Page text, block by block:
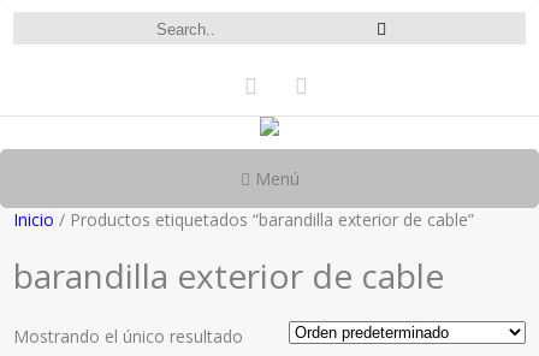
Menú
Inicio / Productos etiquetados “barandilla exterior de cable”
barandilla exterior de cable
Mostrando el único resultado